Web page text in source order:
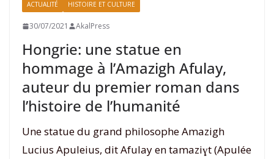
ACTUALITÉ HISTOIRE ET CULTURE
30/07/2021 AkalPress
Hongrie: une statue en
hommage à l’Amazigh Afulay,
auteur du premier roman dans
l’histoire de l’humanité
Une statue du grand philosophe Amazigh
Lucius Apuleius, dit Afulay en tamaziɣt (Apulée